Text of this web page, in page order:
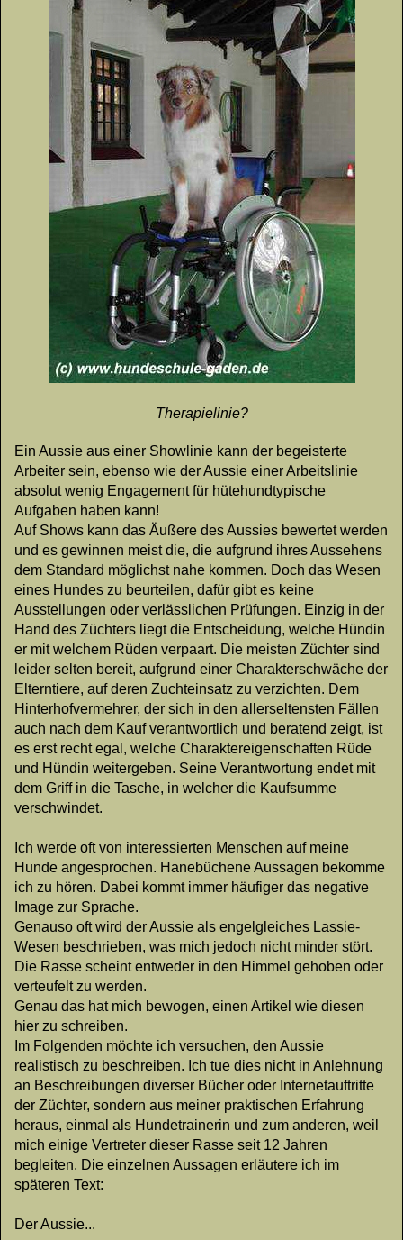
Therapielinie?
Ein Aussie aus einer Showlinie kann der begeisterte
Arbeiter sein, ebenso wie der Aussie einer Arbeitslinie
absolut wenig Engagement für hütehundtypische
Aufgaben haben kann!
Auf Shows kann das Äußere des Aussies bewertet werden
und es gewinnen meist die, die aufgrund ihres Aussehens
dem Standard möglichst nahe kommen. Doch das Wesen
eines Hundes zu beurteilen, dafür gibt es keine
Ausstellungen oder verlässlichen Prüfungen. Einzig in der
Hand des Züchters liegt die Entscheidung, welche Hündin
er mit welchem Rüden verpaart. Die meisten Züchter sind
leider selten bereit, aufgrund einer Charakterschwäche der
Elterntiere, auf deren Zuchteinsatz zu verzichten. Dem
Hinterhofvermehrer, der sich in den allerseltensten Fällen
auch nach dem Kauf verantwortlich und beratend zeigt, ist
es erst recht egal, welche Charaktereigenschaften Rüde
und Hündin weitergeben. Seine Verantwortung endet mit
dem Griff in die Tasche, in welcher die Kaufsumme
verschwindet.
Ich werde oft von interessierten Menschen auf meine
Hunde angesprochen. Hanebüchene Aussagen bekomme
ich zu hören. Dabei kommt immer häufiger das negative
Image zur Sprache.
Genauso oft wird der Aussie als engelgleiches Lassie-
Wesen beschrieben, was mich jedoch nicht minder stört.
Die Rasse scheint entweder in den Himmel gehoben oder
verteufelt zu werden.
Genau das hat mich bewogen, einen Artikel wie diesen
hier zu schreiben.
Im Folgenden möchte ich versuchen, den Aussie
realistisch zu beschreiben. Ich tue dies nicht in Anlehnung
an Beschreibungen diverser Bücher oder Internetauftritte
der Züchter, sondern aus meiner praktischen Erfahrung
heraus, einmal als Hundetrainerin und zum anderen, weil
mich einige Vertreter dieser Rasse seit 12 Jahren
begleiten. Die einzelnen Aussagen erläutere ich im
späteren Text:
Der Aussie...